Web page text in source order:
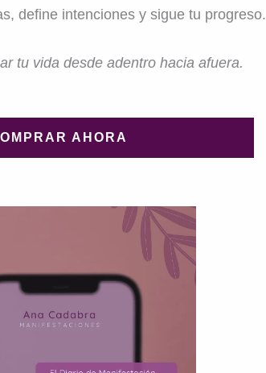
define intenciones y sigue tu progreso.
tu vida desde adentro hacia afuera.
AHORA